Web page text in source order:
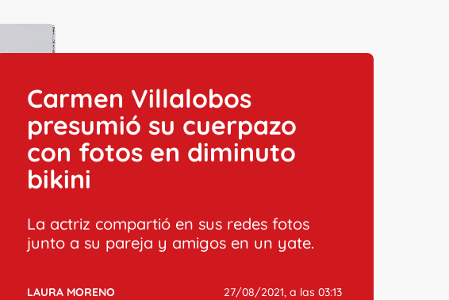
Carmen Villalobos
presumió su cuerpazo
con fotos en diminuto
bikini
La actriz compartió en sus redes fotos
junto a su pareja y amigos en un yate.
LAURA MORENO 27/08/2021, a las 03:13